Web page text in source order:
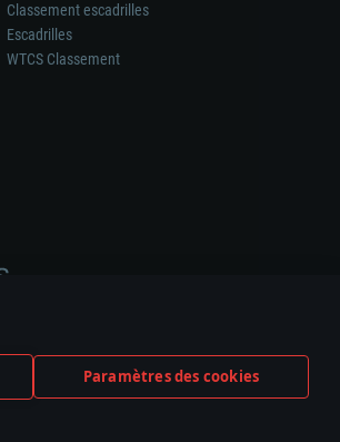
Paramètres des cookies
Classement escadrilles
Escadrilles
WTCS Classement
ou de véhicule.